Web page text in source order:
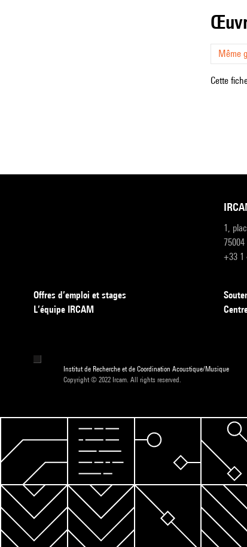
Même
Cette
1,
75004
+33 1
Offres d’emploi et stages
L’équipe IRCAM
Institut de Recherche et de Coordination Acoustique/Musique
Copyright © 2022 Ircam. All rights reserved.